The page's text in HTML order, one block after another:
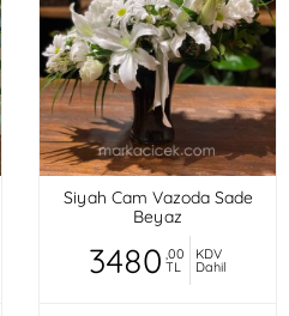
Siyah Cam Vazoda Sade
Beyaz
3480 ,00
TL
KDV
Dahil